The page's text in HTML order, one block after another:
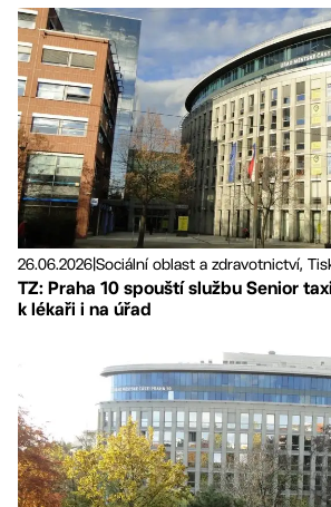
26.06.2026Sociální oblast a zdravotnictví,
TZ: Praha 10 spouští službu Senior
k lékaři i na úřad